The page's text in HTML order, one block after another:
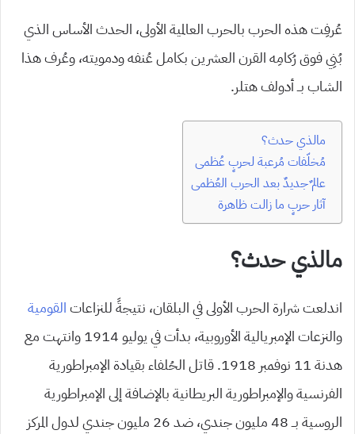
عُرفِت هذه الحرب بالحرب العالمية الأولى، الحدث الأساس الذي
بُنِي فوق رُكامِه القرن العشرين بكامل عُنفه ودمويته، وعُرف هذا
الشاب بــ أدولف هتلر.
مالذي حدث؟
مُخلّفات مُرعبة لحربٍ عُظمى
عالمٌ جديدٌ بعد الحرب العُظمى
آثار حربٍ ما زالت ظاهرة
مالذي حدث؟
اندلعت شرارة الحرب الأولى في البلقان، نتيجةً للنزاعاتالقومية
والنزعات الإمبريالية الأوروبية، بدأت في يوليو 1914 وانتهت مع
هدنة 11 نوفمبر 1918. قاتل الحُلفاء بقيادة الإمبراطورية
الفرنسية والإمبراطورية البريطانية بالإضافة إلى الإمبراطورية
الروسية بــ 48 مليون جندي، ضد 26 مليون جندي لدول المركز